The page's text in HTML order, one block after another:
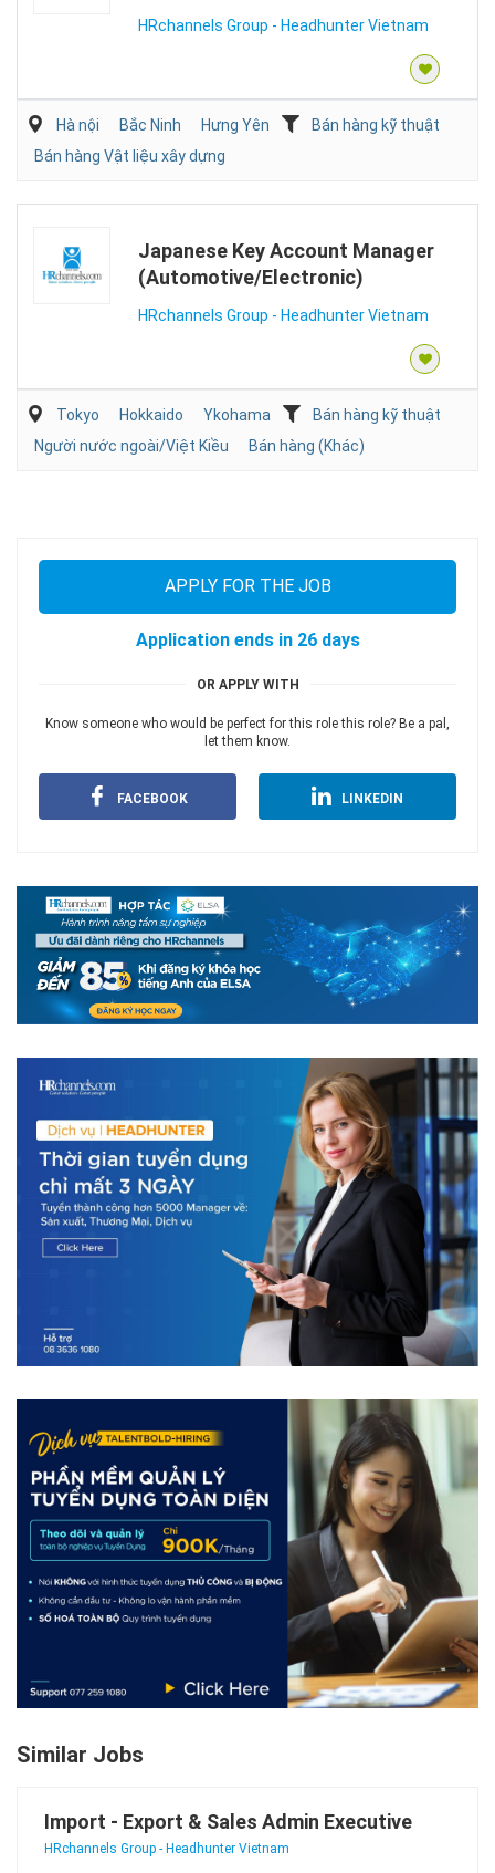
HRchannels Group - Headhunter Vietnam
Hà nội Bắc Ninh Hưng Yên
Bán hàng kỹ thuật
Bán hàng Vật liệu xây dựng
Japanese Key Account Manager
(Automotive/Electronic)
HRchannels Group - Headhunter Vietnam
Tokyo Hokkaido Ykohama
Bán hàng kỹ thuật
Người nước ngoài/Việt Kiều
Bán hàng (Khác)
APPLY FOR THE JOB
Application ends in 26 days
OR APPLY WITH
Know someone who would be perfect for this role this role? Be a pal,
let them know.
FACEBOOK LINKEDIN
Similar Jobs
Import - Export & Sales Admin Executive
HRchannels Group - Headhunter Vietnam